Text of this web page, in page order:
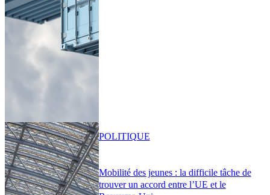
Mobilité des jeunes : la difficile tâche de
trouver un accord entre l’UE et le
POLITIQUE